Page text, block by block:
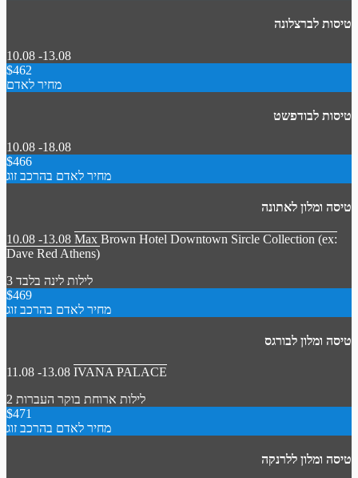
טיסות לברצלונה
10.08 -13.08
$462
מחיר לאדם
טיסות לבודפשט
10.08 -18.08
$466
מחיר לאדם בהרכב זוג
טיסה ומלון לאתונה
10.08 -13.08 Max Brown Hotel Downtown Sircle Collection (ex:
Dave Red Athens)
3 לילות לינה בלבד
$469
מחיר לאדם בהרכב זוג
טיסה ומלון לבורגס
11.08 -13.08 IVANA PALACE
2 לילות ארוחת בוקר העברות
$471
מחיר לאדם בהרכב זוג
טיסה ומלון ללרנקה